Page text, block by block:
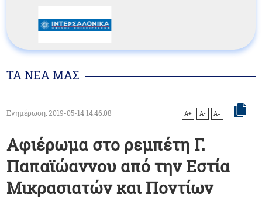
ΤΑ ΝΕΑ ΜΑΣ
Ενημέρωση: 2019-05-14 14:46:08 A+ A- A=
Αφιέρωμα στο ρεμπέτη Γ.
Παπαϊώαννου από την Εστία
Μικρασιατών και Ποντίων